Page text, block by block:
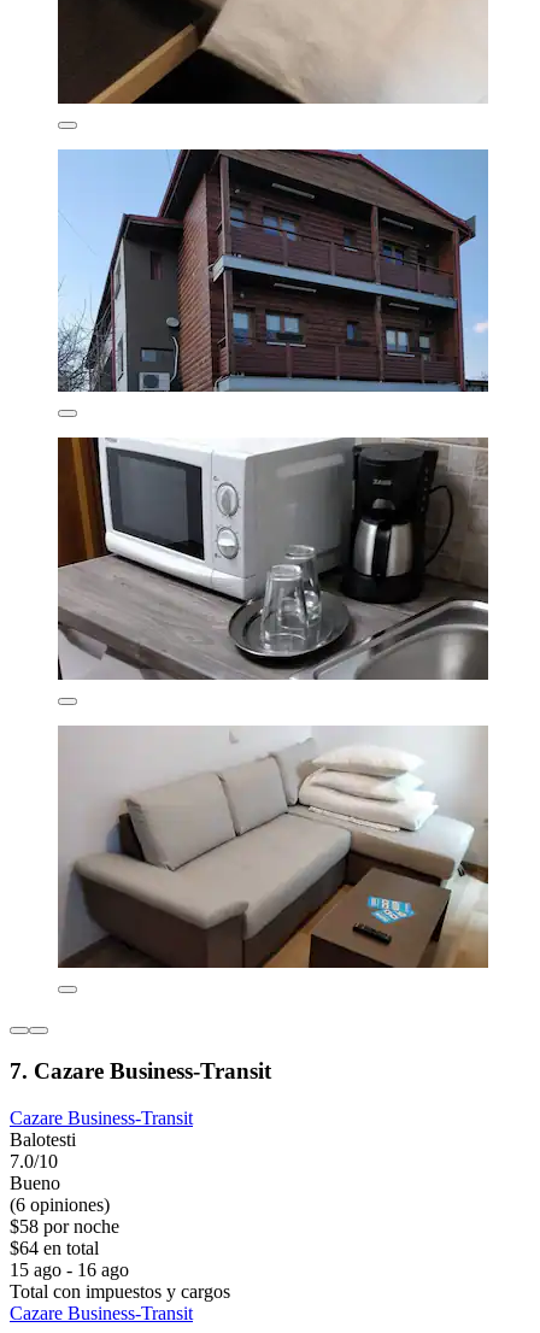
7. Cazare Business-Transit
Cazare Business-Transit
Balotesti
7.0/10
Bueno
(6 opiniones)
$58 por noche
$64 en total
15 ago - 16 ago
Total con impuestos y cargos
Cazare Business-Transit